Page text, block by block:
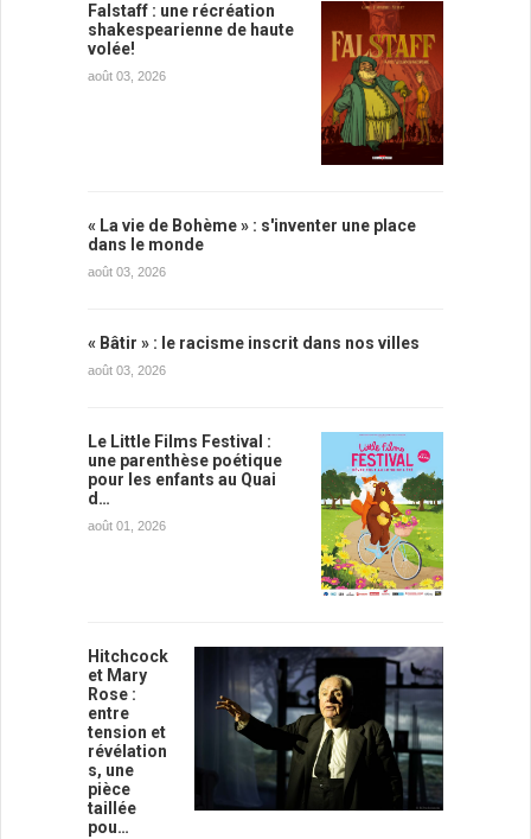
Falstaff : une récréation
shakespearienne de haute
volée!
août 03, 2026
« La vie de Bohème » : s'inventer une place
dans le monde
août 03, 2026
« Bâtir » : le racisme inscrit dans nos villes
août 03, 2026
Le Little Films Festival :
une parenthèse poétique
pour les enfants au Quai
d…
août 01, 2026
Hitchcock
et Mary
Rose :
entre
tension et
révélation
s, une
pièce
taillée
pou…